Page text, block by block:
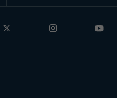
Twitter Instagram